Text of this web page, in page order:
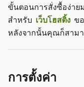
ขั้นตอนการสั่งซื้อง่
สำหรับ เว็บโฮสติ้ง ข
หลังจากนั้นคุณก็สาม
การตั้งค่า